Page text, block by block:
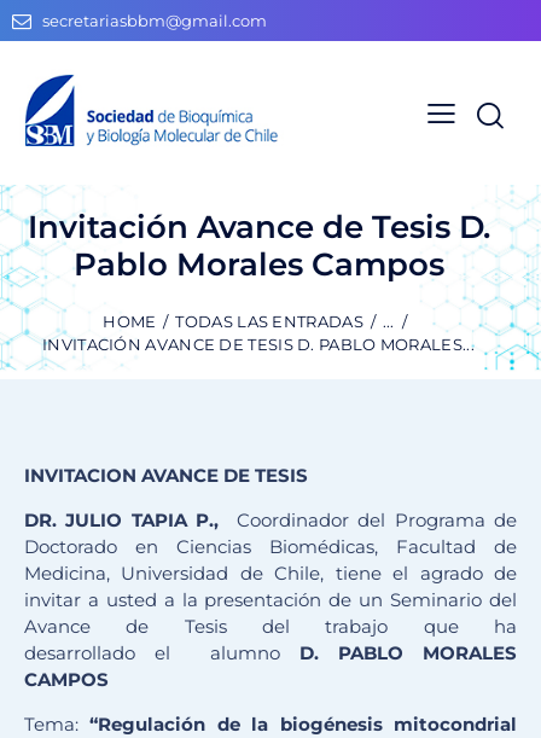
secretariasbbm@gmail.com
Invitación Avance de Tesis D.
Pablo Morales Campos
HOME TODAS LAS ENTRADAS
...
INVITACIÓN AVANCE DE TESIS D. PABLO MORALES...
INVITACION AVANCE DE TESIS
DR. JULIO TAPIA P., Coordinador del Programa de
Doctorado en Ciencias Biomédicas, Facultad de
Medicina, Universidad de Chile, tiene el agrado de
invitar a usted a la presentación de un Seminario del
Avance de Tesis del trabajo que ha
desarrollado el alumno D. PABLO MORALES
CAMPOS
Tema:“Regulación de la biogénesis mitocondrial